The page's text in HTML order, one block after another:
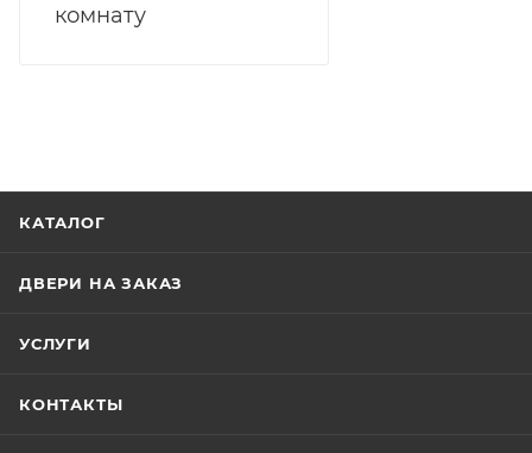
комнату
КАТАЛОГ
ДВЕРИ НА ЗАКАЗ
УСЛУГИ
КОНТАКТЫ